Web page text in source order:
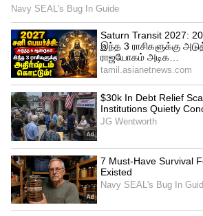
Related Articles